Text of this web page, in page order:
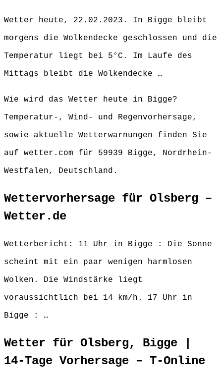
Wetter heute, 22.02.2023. In Bigge bleibt
morgens die Wolkendecke geschlossen und die
Temperatur liegt bei 5°C. Im Laufe des
Mittags bleibt die Wolkendecke …
Wie wird das Wetter heute in Bigge?
Temperatur-, Wind- und Regenvorhersage,
sowie aktuelle Wetterwarnungen finden Sie
auf wetter.com für 59939 Bigge, Nordrhein-
Westfalen, Deutschland.
Wettervorhersage für Olsberg –
Wetter.de
Wetterbericht: 11 Uhr in Bigge : Die Sonne
scheint mit ein paar wenigen harmlosen
Wolken. Die Windstärke liegt
voraussichtlich bei 14 km/h. 17 Uhr in
Bigge : …
Wetter für Olsberg, Bigge |
14-Tage Vorhersage – T-Online